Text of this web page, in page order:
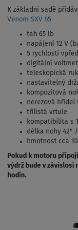
K základní sadě
Venom SXV 65
tah 65 lb
napájení 12 V
5 rychlostí
digitální
teleskopická
nastavitelný
kompozitová
nerezová hřídel
třílistá vrtule
kompatibilita s
délka nohy 42" /
hmotnost cca
Pokud k motoru
výdrž bude v závislosi
hodin.